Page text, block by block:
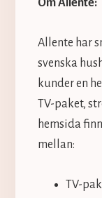
Om Allente:
Allente har
svenska
kunder en
TV-paket,
hemsida
mellan:
TV-